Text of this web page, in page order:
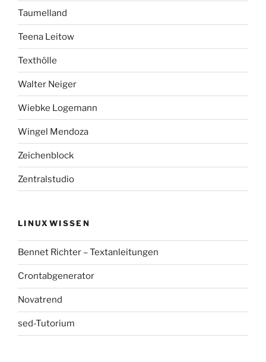
Taumelland
Teena Leitow
Texthölle
Walter Neiger
Wiebke Logemann
Wingel Mendoza
Zeichenblock
Zentralstudio
LINUXWISSEN
Bennet Richter – Textanleitungen
Crontabgenerator
Novatrend
sed-Tutorium